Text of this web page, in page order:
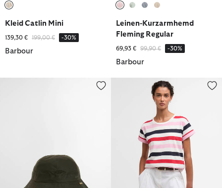
Kleid Catlin Mini
139,30 € Reduziert von
199,00 €bis-30%
Barbour
Leinen-Kurzarmhemd
Fleming Regular
69,93 € Reduziert von
99,90 €bis-30%
Barbour
T-Shirt Lyndale